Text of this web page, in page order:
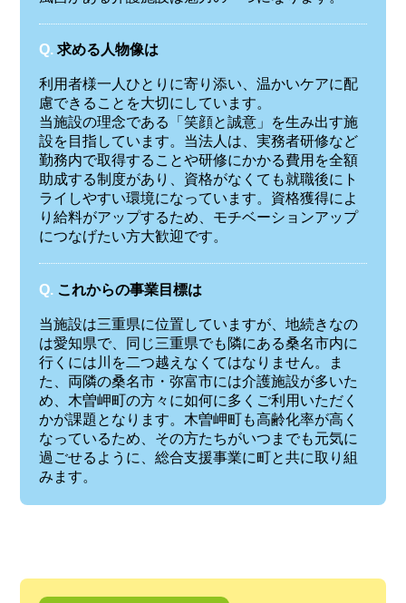
Q. 求める人物像は
利用者様一人ひとりに寄り添い、温かいケアに配
慮できることを大切にしています。
当施設の理念である「笑顔と誠意」を生み出す施
設を目指しています。当法人は、実務者研修など
勤務内で取得することや研修にかかる費用を全額
助成する制度があり、資格がなくても就職後にト
ライしやすい環境になっています。資格獲得によ
り給料がアップするため、モチベーションアップ
につなげたい方大歓迎です。
Q. これからの事業目標は
当施設は三重県に位置していますが、地続きなの
は愛知県で、同じ三重県でも隣にある桑名市内に
行くには川を二つ越えなくてはなりません。ま
た、両隣の桑名市・弥富市には介護施設が多いた
め、木曽岬町の方々に如何に多くご利用いただく
かが課題となります。木曽岬町も高齢化率が高く
なっているため、その方たちがいつまでも元気に
過ごせるように、総合支援事業に町と共に取り組
みます。